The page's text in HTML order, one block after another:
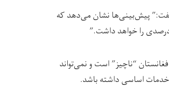
گفت:” پیش‌بینی‌ها نشان می‌دهد که
“ناچیز” است و نمی‌تواند
خدمات اساسی داشته باشد.